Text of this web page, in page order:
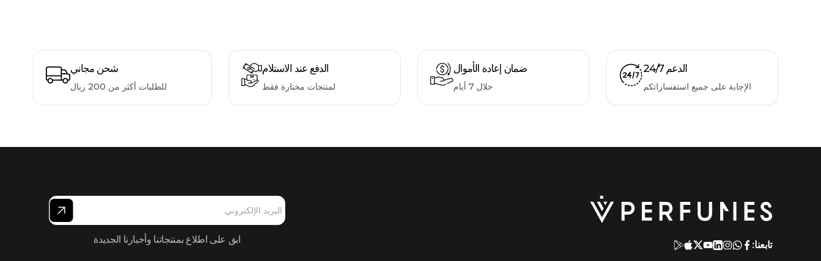
شحن مجاني
للطلبات أكثر من 200 ريال
الدفع عند الاستلام
لمنتجات مختارة فقط
ضمان إعادة الأموال
خلال 7 أيام
الدعم 24/7
الإجابة على جميع استفساراتكم
تابعنا: ابق على اطلاع بمنتجاتنا وأخبارنا الجديدة